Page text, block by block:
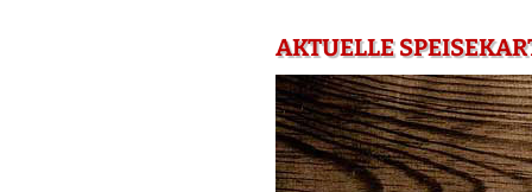
AKTUELLE